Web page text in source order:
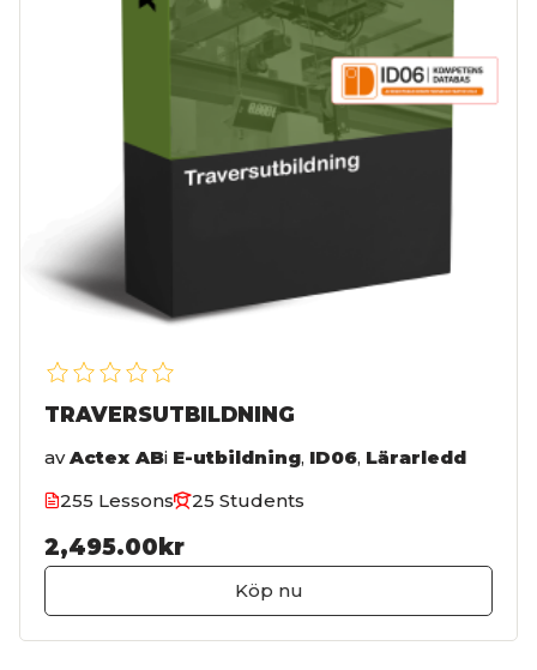
TRAVERSUTBILDNING
av Actex ABi E-utbildning, ID06, Lärarledd
255 Lessons
25 Students
2,495.00kr
Köp nu